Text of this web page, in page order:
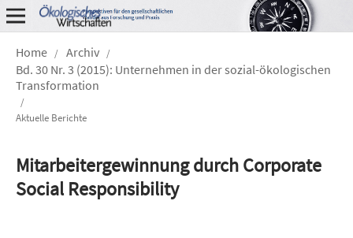
Home / Archiv /
Bd. 30 Nr. 3 (2015): Unternehmen in der sozial-ökologischen
Transformation
/
Aktuelle Berichte
Mitarbeitergewinnung durch Corporate
Social Responsibility